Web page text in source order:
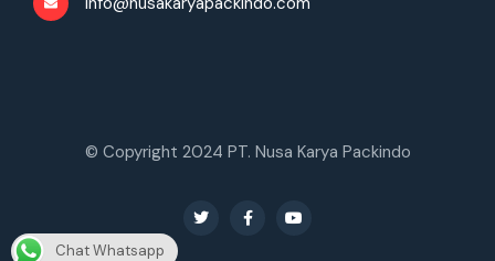
© Copyright 2024 PT. Nusa Karya Packindo
Chat Whatsapp